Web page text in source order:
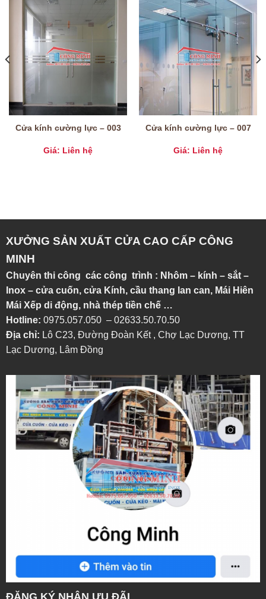
Cửa kính cường lực – 003
Giá: Liên hệ
Cửa kính cường lực – 007
Giá: Liên hệ
XƯỞNG SẢN XUẤT CỬA CAO CẤP CÔNG
MINH
Chuyên thi công các công trình : Nhôm – kính – sắt –
Inox – cửa cuốn, cửa Kính, cầu thang lan can, Mái Hiên
Mái Xếp di động, nhà thép tiền chế …
Hotline: 0975.057.050 – 02633.50.70.50
Địa chỉ: Lô C23, Đường Đoàn Kết , Chợ Lạc Dương, TT
Lạc Dương, Lâm Đồng